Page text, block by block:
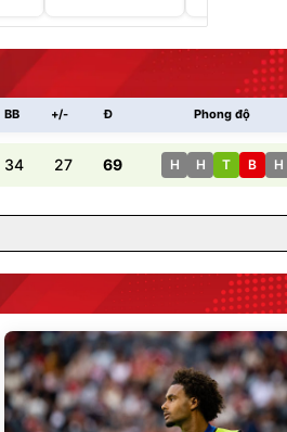
BB +/- Đ Phong độ
34 27 69 H H T B H